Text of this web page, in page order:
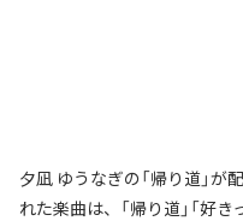
夕凪 ゆうなぎの「帰り道」
れた楽曲は、「帰り道」「好き